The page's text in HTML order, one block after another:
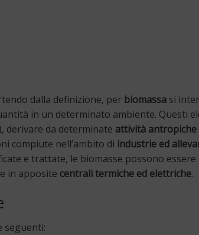
dalla definizione, per biomassa si
in un determinato ambiente. Questi
derivare da determinate attività antropiche
compiute nell’ambito di industrie ed
e trattate, le biomasse possono
in apposite centrali termiche ed elettriche.
seguenti: